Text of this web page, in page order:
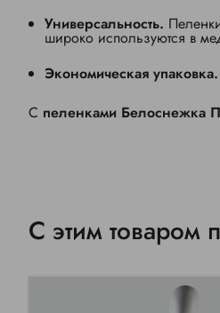
Универсальность.
широко используются в
Экономическая упаковка.
С пеленками Белоснежка
С этим товаром